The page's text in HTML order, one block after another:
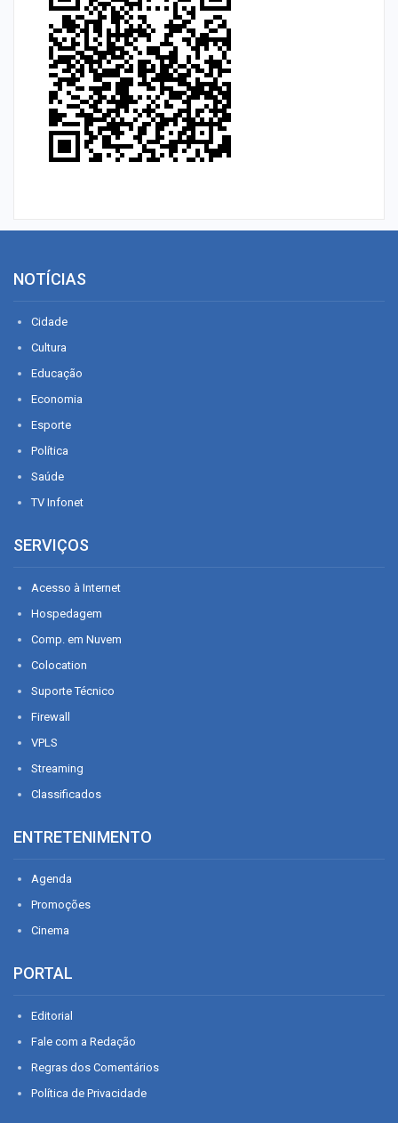
NOTÍCIAS
Cidade
Cultura
Educação
Economia
Esporte
Política
Saúde
TV Infonet
SERVIÇOS
Acesso à Internet
Hospedagem
Comp. em Nuvem
Colocation
Suporte Técnico
Firewall
VPLS
Streaming
Classificados
ENTRETENIMENTO
Agenda
Promoções
Cinema
PORTAL
Editorial
Fale com a Redação
Regras dos Comentários
Política de Privacidade